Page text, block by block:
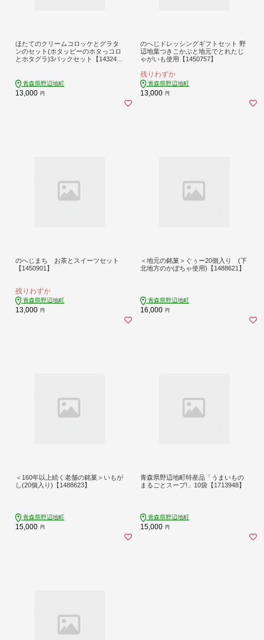
ほたてのクリームコロッケとグラタ
ンのセット(ホタッピーのホタっコロ
とホタグラ)3パックセット【143246
青森県野辺地町
13,000 円
のへじドレッシングギフトセット 野
辺地葉つきこかぶと地元でとれたじ
ゃがいも使用【1450757】
残りわずか
青森県野辺地町
13,000 円
のへじまち お茶とスイーツセット
【1450901】
残りわずか
青森県野辺地町
13,000 円
＜地元の銘菓＞ぐぅー20個入り (下
北地方のかぼちゃ使用)【1488621】
青森県野辺地町
16,000 円
＜160年以上続く老舗の銘菓＞いもが
し(20個入り)【1488623】
青森県野辺地町
15,000 円
青森県野辺地町特産品「うまいもの
まるごとスープ!」10袋【1713948】
青森県野辺地町
15,000 円